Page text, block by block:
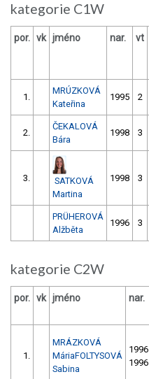
kategorie C1W
por. vk jméno nar. vt
1.
MRÚZKOVÁ
Kateřina
1995 2
2.
ČEKALOVÁ
Bára
1998 3
3.
SATKOVÁ
Martina
1998 3
PRÜHEROVÁ
Alžběta
1996 3
kategorie C2W
por. vk jméno nar.
1.
MRÁZKOVÁ
MáriaFOLTYSOVÁ
Sabina
1996
1996